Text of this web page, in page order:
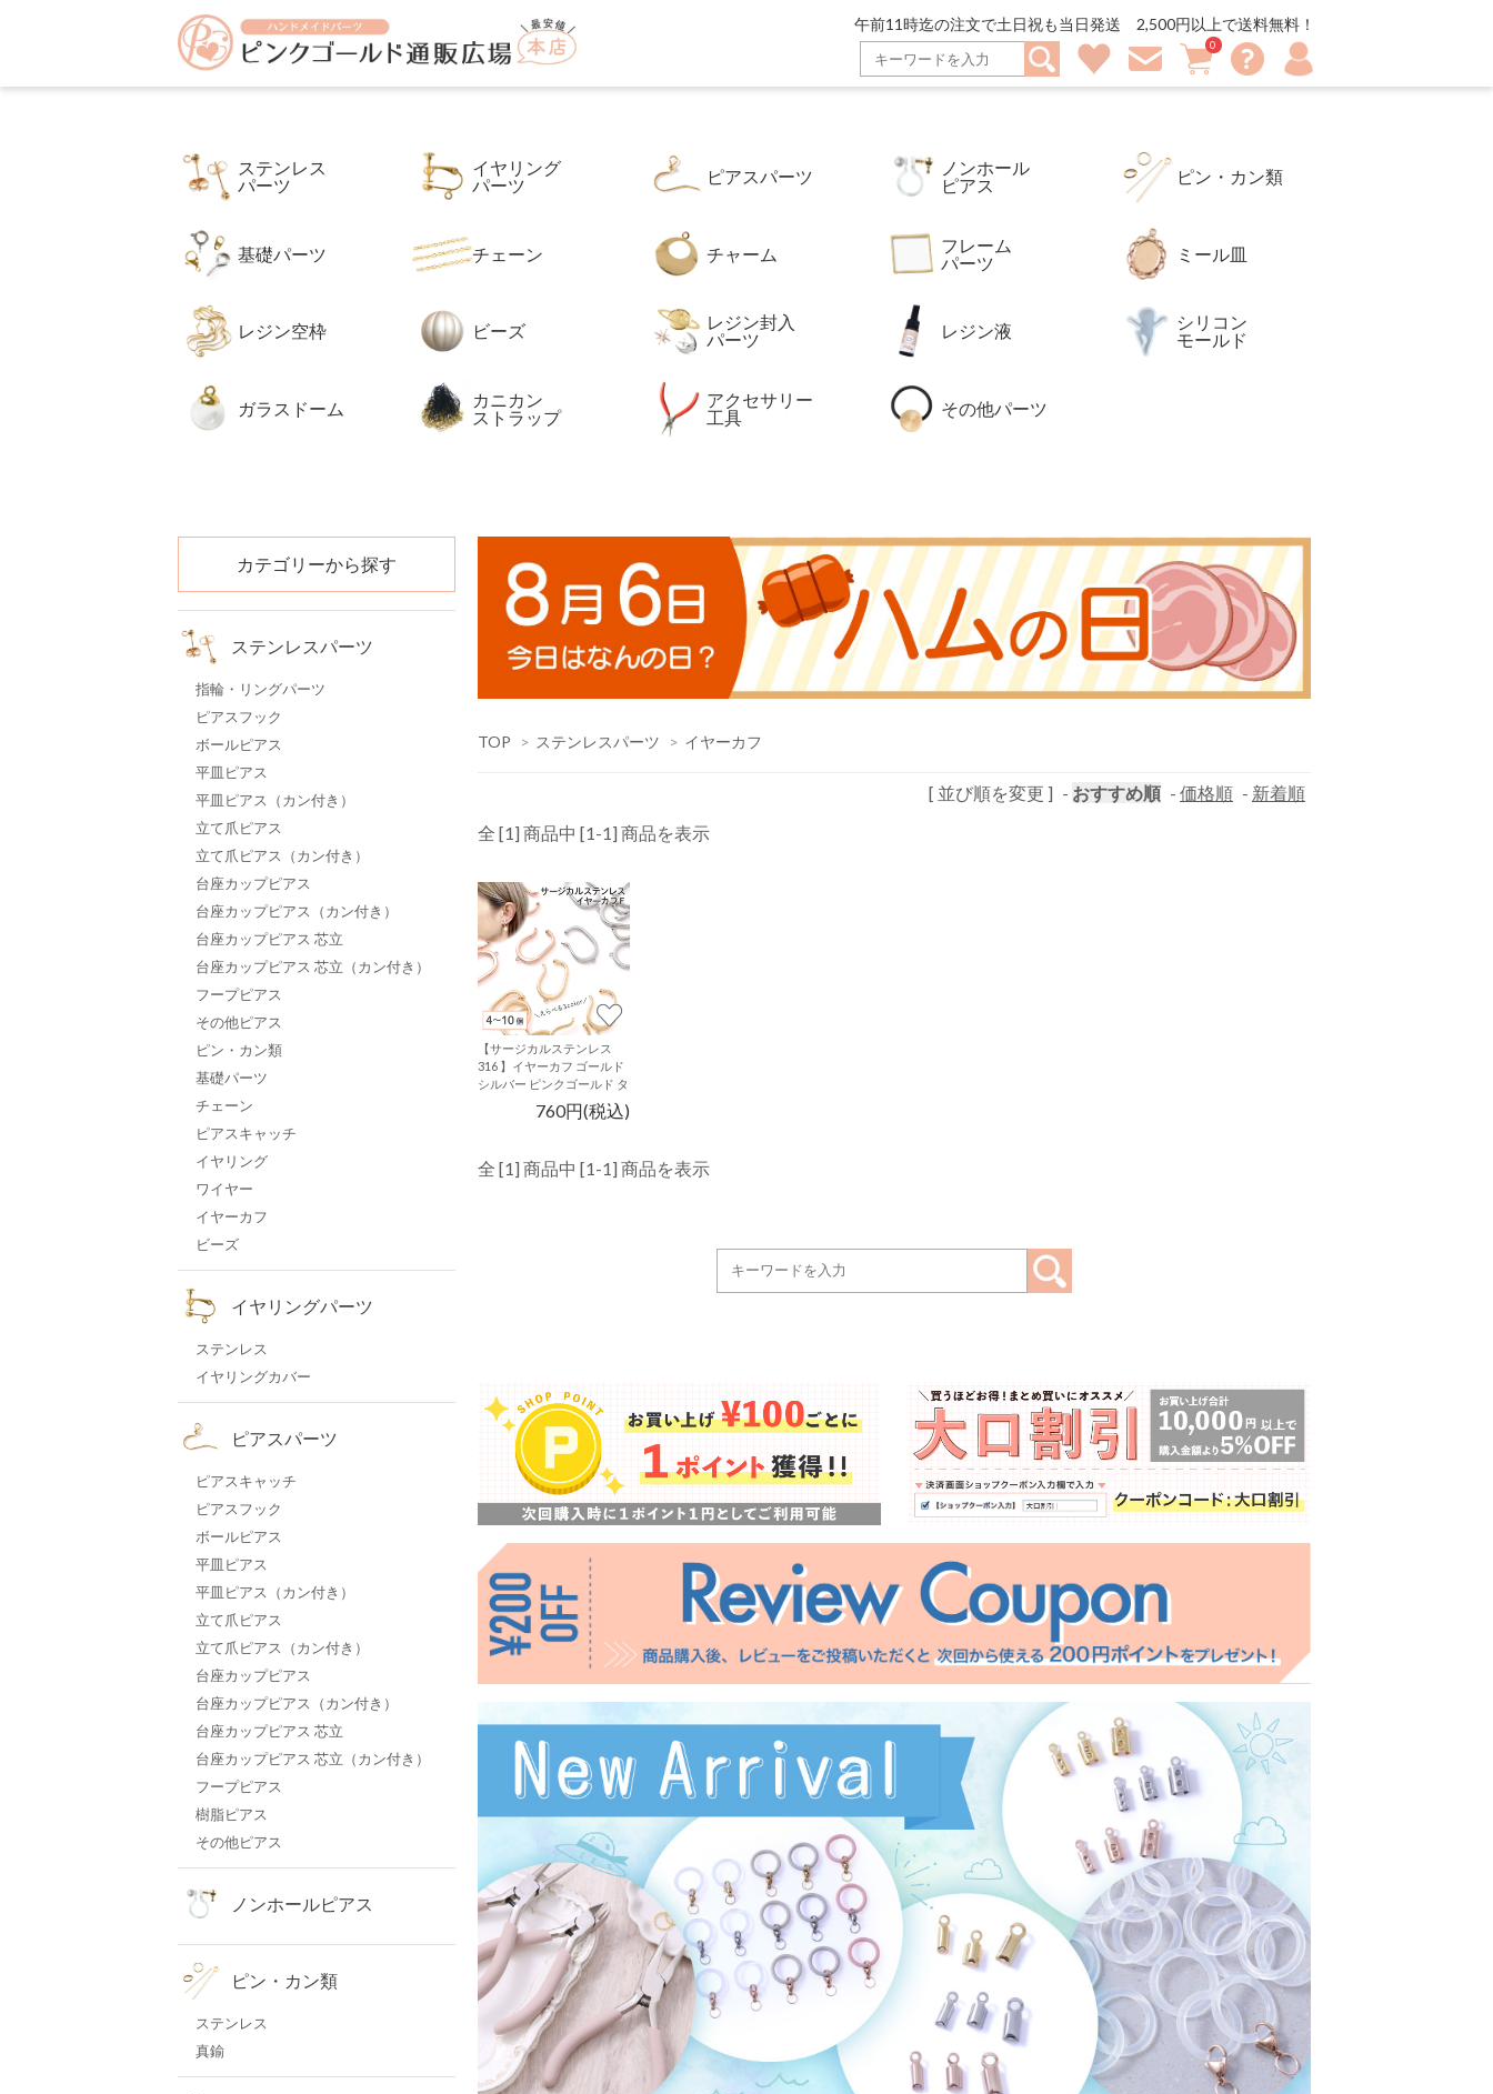
ピ
ン
ク
ー
販
広
店
午前11時迄の注文で土日祝も当日発送 2,500円以上で送料無料！
に
マ
買
物
0
い
ア
ステンレス
パーツ
イヤリング
パーツ
ピアスパーツ
ノンホール
ピアス
ピン・カン類
基礎パーツ チェーン チャーム
フレーム
パーツ
ミール皿
レジン空枠 ビーズ
レジン封入
パーツ
レジン液
シリコン
モールド
ガラスドーム
カニカン
ストラップ
アクセサリー
工具
その他パーツ
カテゴリーから探す
ステンレスパーツ
指輪・リングパーツ
ピアスフック
ボールピアス
平皿ピアス
平皿ピアス（カン付き）
立て爪ピアス
立て爪ピアス（カン付き）
台座カップピアス
台座カップピアス（カン付き）
台座カップピアス 芯立
台座カップピアス 芯立（カン付き）
フープピアス
その他ピアス
ピン・カン類
基礎パーツ
チェーン
ピアスキャッチ
イヤリング
ワイヤー
イヤーカフ
ビーズ
イヤリングパーツ
ステンレス
イヤリングカバー
ピアスパーツ
ピアスキャッチ
ピアスフック
ボールピアス
平皿ピアス
平皿ピアス（カン付き）
立て爪ピアス
立て爪ピアス（カン付き）
台座カップピアス
台座カップピアス（カン付き）
台座カップピアス 芯立
台座カップピアス 芯立（カン付き）
フープピアス
樹脂ピアス
その他ピアス
ノンホールピアス
ピン・カン類
ステンレス
真鍮
TOP > ステンレスパーツ > イヤーカフ
[ 並び順を変更 ] - おすすめ順 - 価格順 - 新着順
全 [1] 商品中 [1-1] 商品を表示
【サージカルステンレス
316 】イヤーカフ ゴールド
シルバー ピンクゴールド タ
イプF 4個～10個 ハンドメ
イド イヤリング パーツ 金
760円(税込)
全 [1] 商品中 [1-1] 商品を表示
ら
せ・